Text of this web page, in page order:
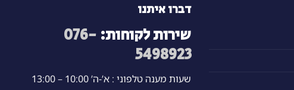
דברו איתנו
שירות לקוחות: 076-
5498923
שעות מענה טלפוני : א’-ה’ 10:00 – 13:00